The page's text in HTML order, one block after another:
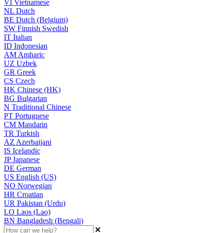
VI Vietnamese
NL Dutch
BE Dutch (Belgium)
SW Finnish Swedish
IT Italian
ID Indonesian
AM Amharic
UZ Uzbek
GR Greek
CS Czech
HK Chinese (HK)
BG Bulgarian
N Traditional Chinese
PT Portuguese
CM Mandarin
TR Turkish
AZ Azerbaijani
IS Icelandic
JPJapanese
DE German
US English (US)
NO Norwegian
HR Croatian
UR Pakistan (Urdu)
LO Laos (Lao)
BN Bangladesh (Bengali)